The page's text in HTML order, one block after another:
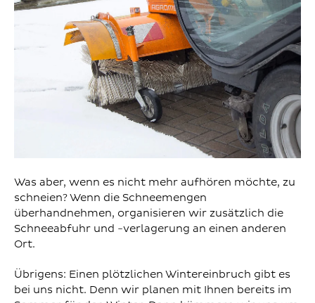
Was aber, wenn es nicht mehr aufhören möchte, zu
schneien? Wenn die Schneemengen
überhandnehmen, organisieren wir zusätzlich die
Schneeabfuhr und -verlagerung an einen anderen
Ort.
Übrigens: Einen plötzlichen Wintereinbruch gibt es
bei uns nicht. Denn wir planen mit Ihnen bereits im